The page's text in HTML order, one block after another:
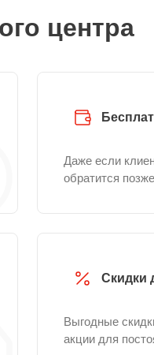
центра
Даже если
обратится позже
Скидки
Выгодные
акции для